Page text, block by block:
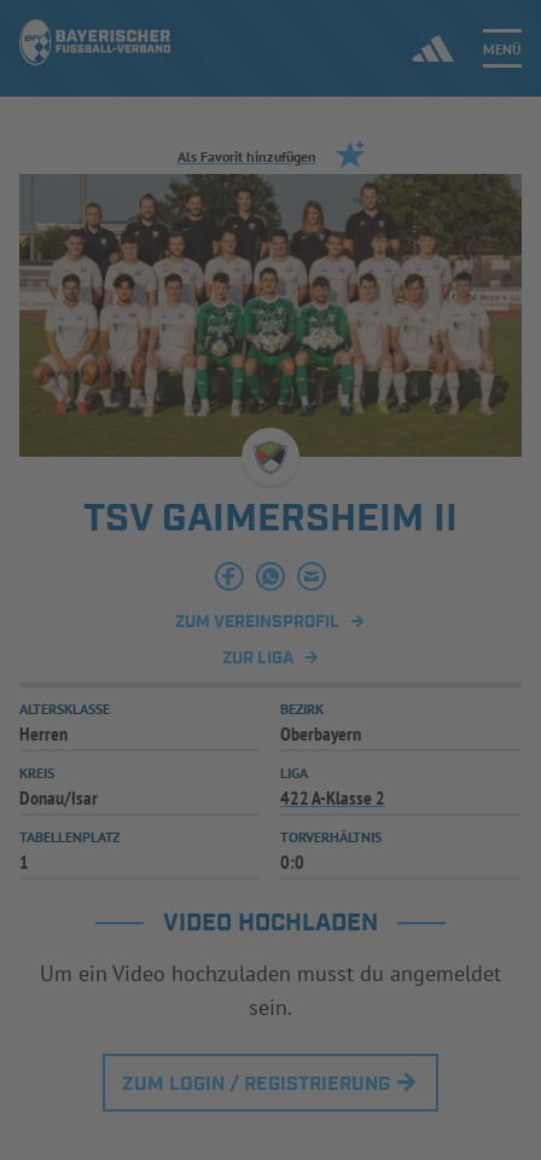
MENÜ
Jetzt einloggen
ERGEBNISSE & WETTBEWERBE
NEUIGKEITEN
SPIELBETRIEB & VERBANDSLEBEN
AUSBILDUNG & FÖRDERUNG
INFOTHEK SPIELPLUS
Als Favorit hinzufügen
TSV GAIMERSHEIM II
ZUM VEREINSPROFIL
ZUR LIGA
ALTERSKLASSE
Herren
BEZIRK
Oberbayern
KREIS
Donau/Isar
LIGA
422 A-Klasse 2
TABELLENPLATZ
1
TORVERHÄLTNIS
0:0
VIDEO HOCHLADEN
Um ein Video hochzuladen musst du angemeldet
sein.
ZUM LOGIN / REGISTRIERUNG